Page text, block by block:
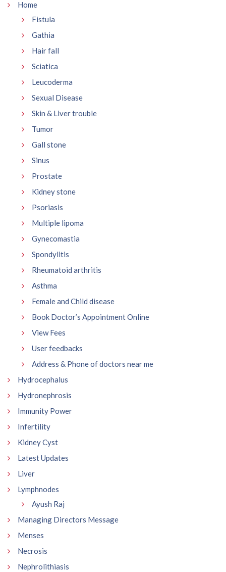
Home
Fistula
Gathia
Hair fall
Sciatica
Leucoderma
Sexual Disease
Skin & Liver trouble
Tumor
Gall stone
Sinus
Prostate
Kidney stone
Psoriasis
Multiple lipoma
Gynecomastia
Spondylitis
Rheumatoid arthritis
Asthma
Female and Child disease
Book Doctor’s Appointment Online
View Fees
User feedbacks
Address & Phone of doctors near me
Hydrocephalus
Hydronephrosis
Immunity Power
Infertility
Kidney Cyst
Latest Updates
Liver
Lymphnodes
Ayush Raj
Managing Directors Message
Menses
Necrosis
Nephrolithiasis